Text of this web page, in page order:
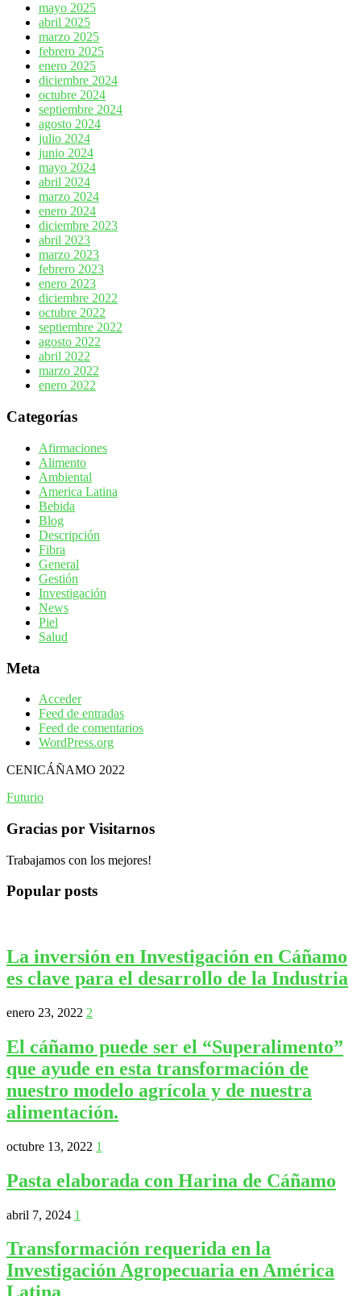
mayo 2025
abril 2025
marzo 2025
febrero 2025
enero 2025
diciembre 2024
octubre 2024
septiembre 2024
agosto 2024
julio 2024
junio 2024
mayo 2024
abril 2024
marzo 2024
enero 2024
diciembre 2023
abril 2023
marzo 2023
febrero 2023
enero 2023
diciembre 2022
octubre 2022
septiembre 2022
agosto 2022
abril 2022
marzo 2022
enero 2022
Categorías
Afirmaciones
Alimento
Ambiental
America Latina
Bebida
Blog
Descripción
Fibra
General
Gestión
Investigación
News
Piel
Salud
Meta
Acceder
Feed de entradas
Feed de comentarios
WordPress.org
CENICÁÑAMO 2022
Futurio
Gracias por Visitarnos
Trabajamos con los mejores!
Popular posts
La inversión en Investigación en Cáñamo
es clave para el desarrollo de la Industria
enero 23, 2022 2
El cáñamo puede ser el “Superalimento”
que ayude en esta transformación de
nuestro modelo agrícola y de nuestra
alimentación.
octubre 13, 2022 1
Pasta elaborada con Harina de Cáñamo
abril 7, 2024 1
Transformación requerida en la
Investigación Agropecuaria en América